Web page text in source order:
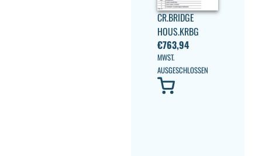
CR.BRIDGE
HOUS.KRBG
€763,94
MWST.
AUSGESCHLOSSEN